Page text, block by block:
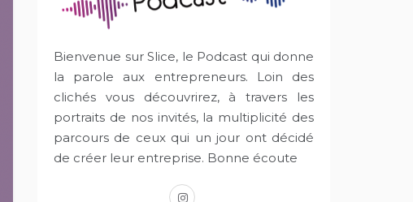
Bienvenue sur Slice, le Podcast qui donne
la parole aux entrepreneurs. Loin des
clichés vous découvrirez, à travers les
portraits de nos invités, la multiplicité des
parcours de ceux qui un jour ont décidé
de créer leur entreprise. Bonne écoute
instagram